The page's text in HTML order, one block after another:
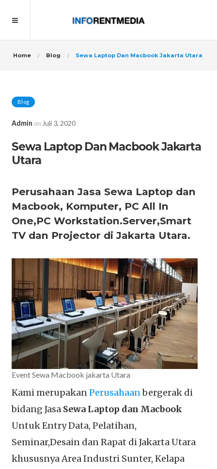
Home Blog Sewa Laptop Dan Macbook Jakarta Utara
Blog
Admin on Juli 3, 2020
Sewa Laptop Dan Macbook Jakarta
Utara
Perusahaan Jasa Sewa Laptop dan
Macbook, Komputer, PC All In
One,PC Workstation.Server,Smart
TV dan Projector di Jakarta Utara.
Event Sewa Macbook jakarta Utara
Kami merupakanPerusahaanbergerak di
bidang Jasa Sewa Laptop dan Macbook
Untuk Entry Data, Pelatihan,
Seminar,Desain dan Rapat di Jakarta Utara
khususnya Area Industri Sunter, Kelapa